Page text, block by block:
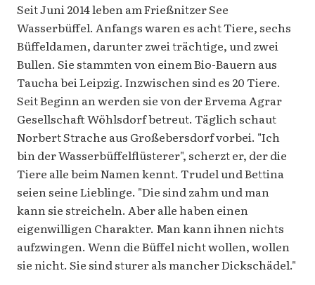
Seit Juni 2014 leben am Frießnitzer See
Wasserbüffel. Anfangs waren es acht Tiere, sechs
Büffeldamen, darunter zwei trächtige, und zwei
Bullen. Sie stammten von einem Bio-Bauern aus
Taucha bei Leipzig. Inzwischen sind es 20 Tiere.
Seit Beginn an werden sie von der Ervema ­Agrar
Gesellschaft Wöhlsdorf betreut. Täglich schaut
Norbert Strache aus Großebersdorf vorbei. "Ich
bin der Wasserbüffelflüsterer", scherzt er, der die
Tiere alle beim Namen kennt. Trudel und Bettina
seien seine Lieblinge. "Die sind zahm und man
kann sie streicheln. Aber alle ­haben einen
eigenwilligen Charakter. Man kann ihnen nichts
aufzwingen. Wenn die Büffel nicht wollen, wollen
sie nicht. Sie sind sturer als mancher Dickschädel."